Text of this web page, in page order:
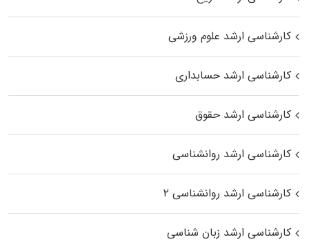
کارشناسی ارشد علوم ورزشی
کارشناسی ارشد حسابداری
کارشناسی ارشد حقوق
کارشناسی ارشد روانشناسی
کارشناسی ارشد روانشناسی ۲
کارشناسی ارشد زبان شناسی